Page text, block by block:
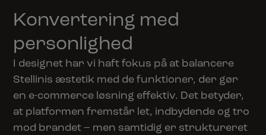
Konvertering med
personlighed
I designet har vi haft fokus på at balancere
Stellinis æstetik med de funktioner, der gør
en e-commerce løsning effektiv. Det betyder,
at platformen fremstår let, indbydende og tro
mod brandet – men samtidig er struktureret